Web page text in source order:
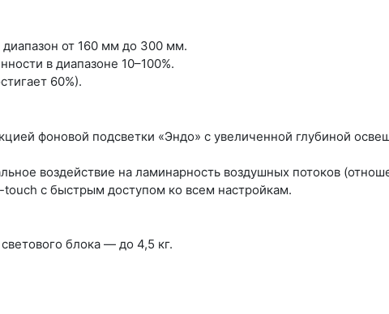
от 160 мм до 300 мм.
в диапазоне 10–100%.
60%).
фоновой подсветки «Эндо» с увеличенной глубиной
воздействие на ламинарность воздушных потоков
с быстрым доступом ко всем настройкам.
блока — до 4,5 кг.